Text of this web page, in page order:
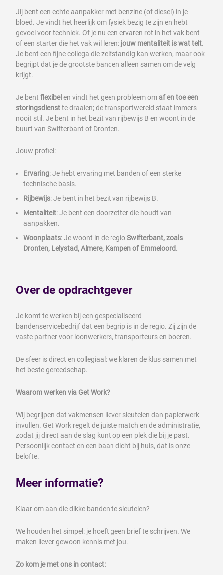
Jij bent een echte aanpakker met benzine (of diesel) in je
bloed. Je vindt het heerlijk om fysiek bezig te zijn en hebt
gevoel voor techniek. Of je nu een ervaren rot in het vak bent
of een starter die het vak wil leren: jouw mentaliteit is wat telt.
Je bent een fijne collega die zelfstandig kan werken, maar ook
begrijpt dat je de grootste banden alleen samen om de velg
krijgt.
Je bent flexibel en vindt het geen probleem om af en toe een
storingsdienstte draaien; de transportwereld staat immers
nooit stil. Je bent in het bezit van rijbewijs B en woont in de
buurt van Swifterbant of Dronten.
Jouw profiel:
Ervaring: Je hebt ervaring met banden of een sterke
technische basis.
Rijbewijs: Je bent in het bezit van rijbewijs B.
Mentaliteit: Je bent een doorzetter die houdt van
aanpakken.
Woonplaats: Je woont in de regioSwifterbant, zoals
Dronten, Lelystad, Almere, Kampen of Emmeloord.
Over de opdrachtgever
Je komt te werken bij een gespecialiseerd
bandenservicebedrijf dat een begrip is in de regio. Zij zijn de
vaste partner voor loonwerkers, transporteurs en boeren.
De sfeer is direct en collegiaal: we klaren de klus samen met
het beste gereedschap.
Waarom werken via Get Work?
Wij begrijpen dat vakmensen liever sleutelen dan papierwerk
invullen. Get Work regelt de juiste match en de administratie,
zodat jij direct aan de slag kunt op een plek die bij je past.
Persoonlijk contact en een baan dicht bij huis, dat is onze
belofte.
Meer informatie?
Klaar om aan die dikke banden te sleutelen?
We houden het simpel: je hoeft geen brief te schrijven. We
maken liever gewoon kennis met jou.
Zo kom je met ons in contact: